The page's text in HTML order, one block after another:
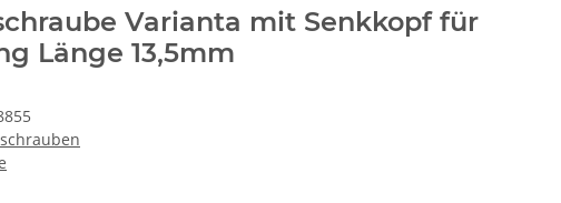
Varianta mit Senkkopf für
Länge 13,5mm